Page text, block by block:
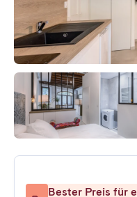
Bester Preis für